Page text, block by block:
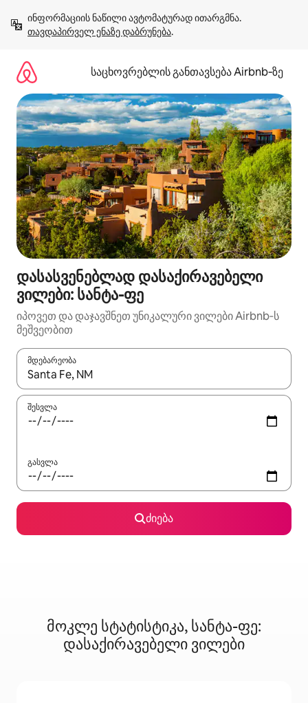
გადასვლა
თავდაპირველ ენაზე დაბრუნება.
საცხოვრებლის განთავსება Airbnb‑ზე
დასასვენებლად დასაქირავებელი
ვილები: სანტა-ფე
იპოვეთ და დაჯავშნეთ უნიკალური ვილები Airbnb‑ს
მეშვეობით
მდებარეობა
როცა შედეგები ხელმისაწვდომი გახდება, ნავიგაციისთვის
შესვლა
გასვლა
ძიება
მოკლე სტატისტიკა, სანტა-ფე:
დასაქირავებელი ვილები